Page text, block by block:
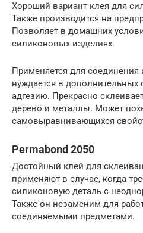
Хороший вариант клея для
Также производится на
Позволяет в домашних
силиконовых изделиях.
Применяется для соединения
нуждается в
адгезию. Прекрасно
дерево и металлы. Может
самовыравнивающихся
Permabond 2050
Достойный клей для
применяют в случае, когда
силиконовую деталь с
Также он незаменим для
соединяемыми предметами.